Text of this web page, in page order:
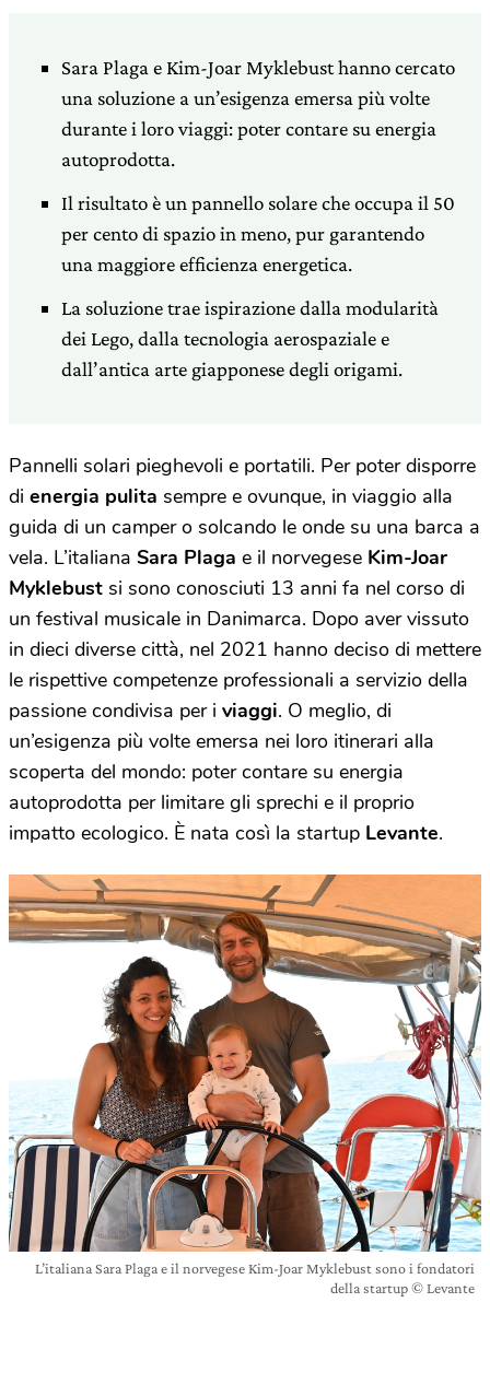
Sara Plaga e Kim-Joar Myklebust hanno cercato
una soluzione a un’esigenza emersa più volte
durante i loro viaggi: poter contare su energia
autoprodotta.
Il risultato è un pannello solare che occupa il 50
per cento di spazio in meno, pur garantendo
una maggiore efficienza energetica.
La soluzione trae ispirazione dalla modularità
dei Lego, dalla tecnologia aerospaziale e
dall’antica arte giapponese degli origami.
Pannelli solari pieghevoli e portatili. Per poter disporre
di energia pulita sempre e ovunque, in viaggio alla
guida di un camper o solcando le onde su una barca a
vela. L’italiana Sara Plaga e il norvegese Kim-Joar
Myklebust si sono conosciuti 13 anni fa nel corso di
un festival musicale in Danimarca. Dopo aver vissuto
in dieci diverse città, nel 2021 hanno deciso di mettere
le rispettive competenze professionali a servizio della
passione condivisa per i viaggi. O meglio, di
un’esigenza più volte emersa nei loro itinerari alla
scoperta del mondo: poter contare su energia
autoprodotta per limitare gli sprechi e il proprio
impatto ecologico. È nata così la startup Levante.
L’italiana Sara Plaga e il norvegese Kim-Joar Myklebust sono i fondatori
della startup © Levante